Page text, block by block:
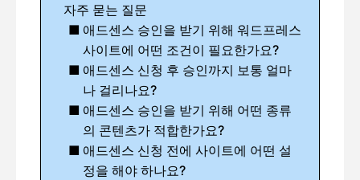
자주 묻는 질문
애드센스 승인을 받기 위해 워드프레스
사이트에 어떤 조건이 필요한가요?
애드센스 신청 후 승인까지 보통 얼마
나 걸리나요?
애드센스 승인을 받기 위해 어떤 종류
의 콘텐츠가 적합한가요?
애드센스 신청 전에 사이트에 어떤 설
정을 해야 하나요?